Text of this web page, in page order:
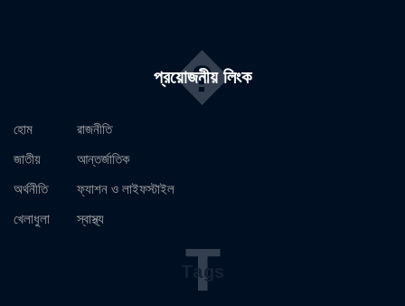
প্রয়োজনীয় লিংক
�
হোম
জাতীয়
অর্থনীতি
খেলাধুলা
রাজনীতি
আন্তর্জাতিক
ফ্যাশন ও লাইফস্টাইল
স্বাস্থ্য
Tags
T